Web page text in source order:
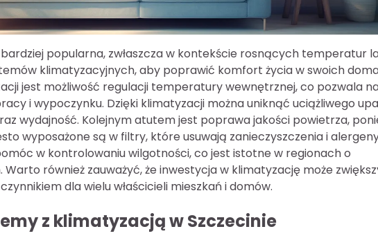
popularna, zwłaszcza w kontekście rosnących temperatur
klimatyzacyjnych, aby poprawić komfort życia w swoich
jest możliwość regulacji temperatury wewnętrznej, co pozwala
i wypoczynku. Dzięki klimatyzacji można uniknąć uciążliwego
wydajność. Kolejnym atutem jest poprawa jakości powietrza,
wyposażone są w filtry, które usuwają zanieczyszczenia i
w kontrolowaniu wilgotności, co jest istotne w regionach o
również zauważyć, że inwestycja w klimatyzację może
dla wielu właścicieli mieszkań i domów.
z klimatyzacją w Szczecinie